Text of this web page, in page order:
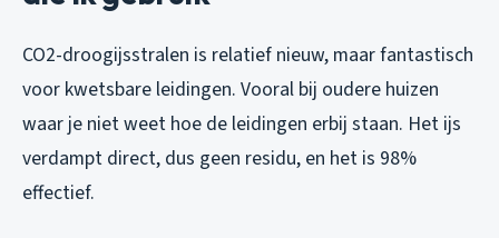
CO2-droogijsstralen is relatief nieuw, maar fantastisch
voor kwetsbare leidingen. Vooral bij oudere huizen
waar je niet weet hoe de leidingen erbij staan. Het ijs
verdampt direct, dus geen residu, en het is 98%
effectief.